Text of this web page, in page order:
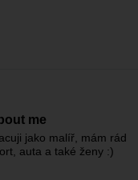
me
jako malíř, mám rád
auta a také ženy :)